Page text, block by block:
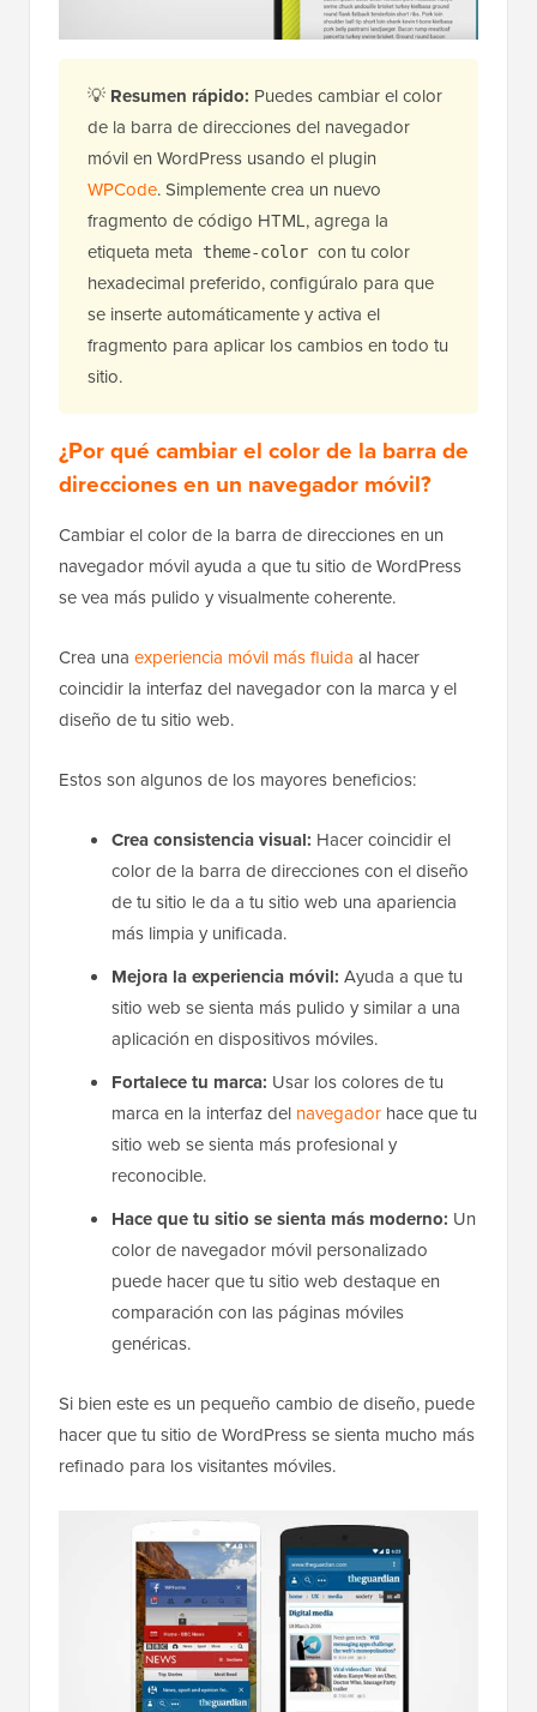
💡 Resumen rápido: Puedes cambiar el color
de la barra de direcciones del navegador
móvil en WordPress usando el plugin
WPCode. Simplemente crea un nuevo
fragmento de código HTML, agrega la
etiqueta meta
theme-color con tu color
hexadecimal preferido, configúralo para que
se inserte automáticamente y activa el
fragmento para aplicar los cambios en todo tu
sitio.
¿Por qué cambiar el color de la barra de
direcciones en un navegador móvil?
Cambiar el color de la barra de direcciones en un
navegador móvil ayuda a que tu sitio de WordPress
se vea más pulido y visualmente coherente.
Crea una experiencia móvil más fluida al hacer
coincidir la interfaz del navegador con la marca y el
diseño de tu sitio web.
Estos son algunos de los mayores beneficios:
Crea consistencia visual: Hacer coincidir el
color de la barra de direcciones con el diseño
de tu sitio le da a tu sitio web una apariencia
más limpia y unificada.
Mejora la experiencia móvil: Ayuda a que tu
sitio web se sienta más pulido y similar a una
aplicación en dispositivos móviles.
Fortalece tu marca: Usar los colores de tu
marca en la interfaz del navegador hace que tu
sitio web se sienta más profesional y
reconocible.
Hace que tu sitio se sienta más moderno: Un
color de navegador móvil personalizado
puede hacer que tu sitio web destaque en
comparación con las páginas móviles
genéricas.
Si bien este es un pequeño cambio de diseño, puede
hacer que tu sitio de WordPress se sienta mucho más
refinado para los visitantes móviles.